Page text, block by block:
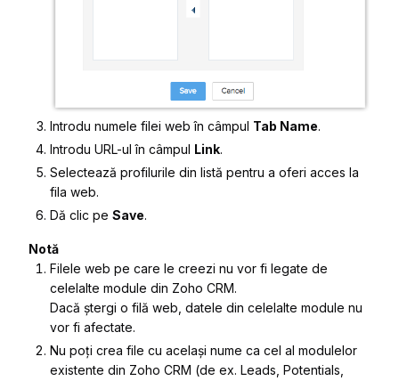
Introdu numele filei web în câmpul Tab Name.
Introdu URL-ul în câmpul Link.
Selectează profilurile din listă pentru a oferi acces la
fila web.
Dă clic pe Save.
Notă
Filele web pe care le creezi nu vor fi legate de
celelalte module din Zoho CRM.
Dacă ștergi o filă web, datele din celelalte module nu
vor fi afectate.
Nu poți crea file cu același nume ca cel al modulelor
existente din Zoho CRM (de ex. Leads, Potentials,